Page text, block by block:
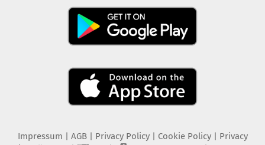
Impressum AGB Privacy Policy| Cookie Policy| Privacy